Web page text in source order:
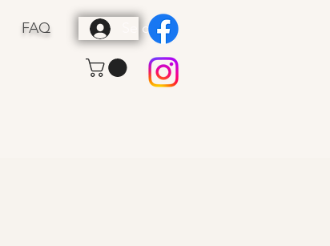
FAQ Se connecter